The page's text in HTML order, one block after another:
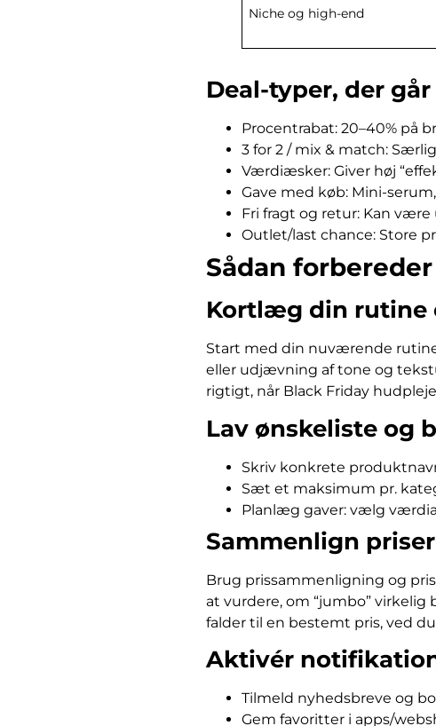
Niche og high-end
Deal-typer, der
Procentrabat: 20–40% på
3 for 2 / mix & match:
Værdiæsker: Giver høj
Gave med køb: Mini-
Fri fragt og retur: Kan
Outlet/last chance: Store
Sådan
Kortlæg din rutine
Start med din nuværende
eller udjævning af tone og
rigtigt, når Black Friday
Lav ønskeliste og
Skriv konkrete
Sæt et maksimum pr.
Planlæg gaver: vælg
Sammenlign
Brug prissammenligning og
at vurdere, om “jumbo”
falder til en bestemt pris, ved
Aktivér
Tilmeld nyhedsbreve og
Gem favoritter i apps/